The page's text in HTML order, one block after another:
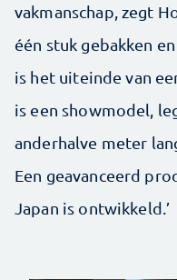
vakmanschap, zegt
één stuk gebakken
is het uiteinde van
is een showmodel,
anderhalve meter
Een geavanceerd
Japan is ontwikkeld.’